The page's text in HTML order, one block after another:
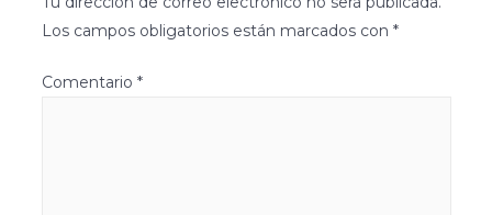
Los campos obligatorios están marcados con *
Comentario *